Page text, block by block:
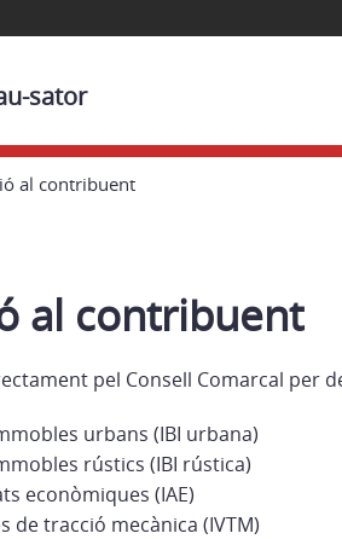
sator
al contribuent
al contribuent
pel Consell Comarcal per
urbans (IBI urbana)
rústics (IBI rústica)
econòmiques (IAE)
de tracció mecànica (IVTM)